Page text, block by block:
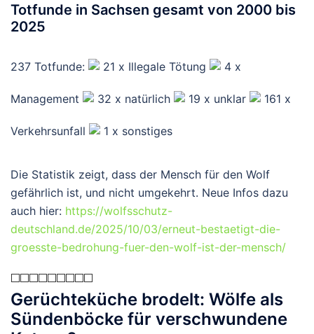
Totfunde in Sachsen gesamt von 2000 bis
2025
237 Totfunde: 21 x Illegale Tötung 4 x
Management 32 x natürlich 19 x unklar 161 x
Verkehrsunfall 1 x sonstiges
Die Statistik zeigt, dass der Mensch für den Wolf
gefährlich ist, und nicht umgekehrt. Neue Infos dazu
auch hier: https://wolfsschutz-
deutschland.de/2025/10/03/erneut-bestaetigt-die-
groesste-bedrohung-fuer-den-wolf-ist-der-mensch/
Gerüchteküche brodelt: Wölfe als
Sündenböcke für verschwundene